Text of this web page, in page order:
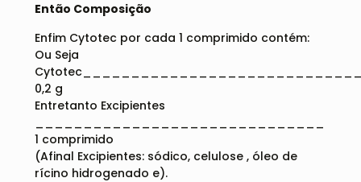
Então Composição
Enfim Cytotec por cada 1 comprimido contém:
Ou Seja
0,2 g
Entretanto Excipientes
______________________________
1 comprimido
(Afinal Excipientes: sódico, celulose , óleo de
rícino hidrogenado e).